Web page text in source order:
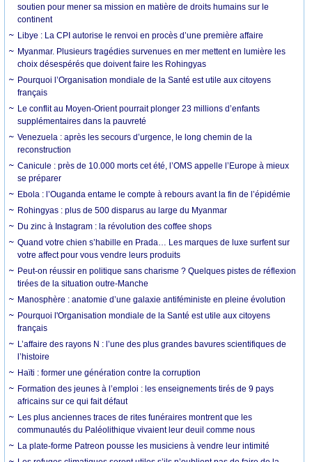
soutien pour mener sa mission en matière de droits humains sur le
continent
Libye : La CPI autorise le renvoi en procès d’une première affaire
Myanmar. Plusieurs tragédies survenues en mer mettent en lumière les
choix désespérés que doivent faire les Rohingyas
Pourquoi l’Organisation mondiale de la Santé est utile aux citoyens
français
Le conflit au Moyen-Orient pourrait plonger 23 millions d’enfants
supplémentaires dans la pauvreté
Venezuela : après les secours d’urgence, le long chemin de la
reconstruction
Canicule : près de 10.000 morts cet été, l’OMS appelle l’Europe à mieux
se préparer
Ebola : l’Ouganda entame le compte à rebours avant la fin de l’épidémie
Rohingyas : plus de 500 disparus au large du Myanmar
Du zinc à Instagram : la révolution des coffee shops
Quand votre chien s’habille en Prada… Les marques de luxe surfent sur
votre affect pour vous vendre leurs produits
Peut-on réussir en politique sans charisme ? Quelques pistes de réflexion
tirées de la situation outre-Manche
Manosphère : anatomie d’une galaxie antiféministe en pleine évolution
Pourquoi l'Organisation mondiale de la Santé est utile aux citoyens
français
L’affaire des rayons N : l’une des plus grandes bavures scientifiques de
l’histoire
Haïti : former une génération contre la corruption
Formation des jeunes à l’emploi : les enseignements tirés de 9 pays
africains sur ce qui fait défaut
Les plus anciennes traces de rites funéraires montrent que les
communautés du Paléolithique vivaient leur deuil comme nous
La plate-forme Patreon pousse les musiciens à vendre leur intimité